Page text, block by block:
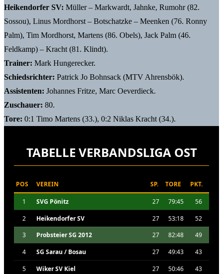
Heikendorfer SV: Müller – Markwardt, Jahnke, Rumohr (82.
Sossou), Linus Mordhorst – Botschatzke – Meenken (76. Ronny
Palm), Tim Mordhorst, Martens (86. Obels), Jack Palm (46.
Feldkamp) – Kracht (81. Klindt).
Trainer: Mark Hungerecker.
Schiedsrichter: Patrick Jo Bohnsack (MTV Ahrensbök).
Assistenten: Johannes Fritze, Marc Oeverdieck.
Zuschauer: 80.
Tore: 0:1 Timo Martens (33.), 0:2 Niklas Kracht (34.).
TABELLE VERBANDSLIGA OST
POS VEREIN SP. TORE PKT.
1 SVG Pönitz 27 79:45
56
2
Heikendorfer SV 27 53:18
52
3
Probsteier SG 2012 27 82:48
49
4
SG Sarau / Bosau 27 49:43
43
5
Wiker SV Kiel 27 50:46
43